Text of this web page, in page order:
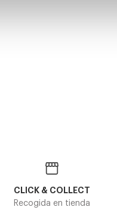
CLICK & COLLECT
Recogida en tienda